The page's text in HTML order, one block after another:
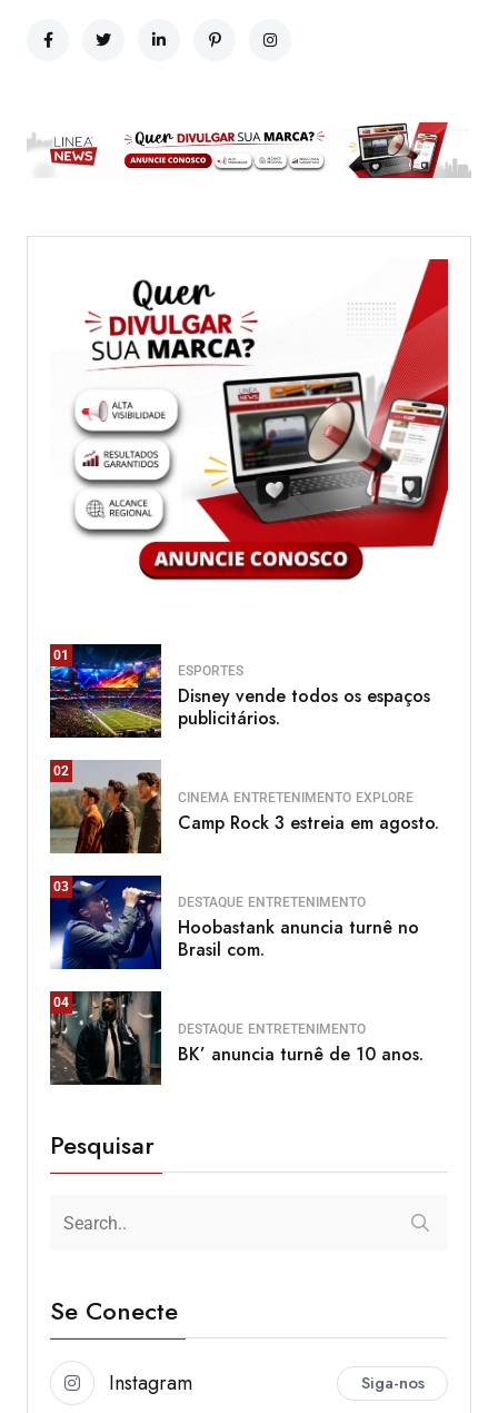
01
ESPORTES
Disney vende todos os espaços
publicitários.
02
CINEMA ENTRETENIMENTO EXPLORE
Camp Rock 3 estreia em agosto.
03
DESTAQUE ENTRETENIMENTO
Hoobastank anuncia turnê no
Brasil com.
04
DESTAQUE ENTRETENIMENTO
BK’ anuncia turnê de 10 anos.
Pesquisar
Se Conecte
Instagram Siga-nos